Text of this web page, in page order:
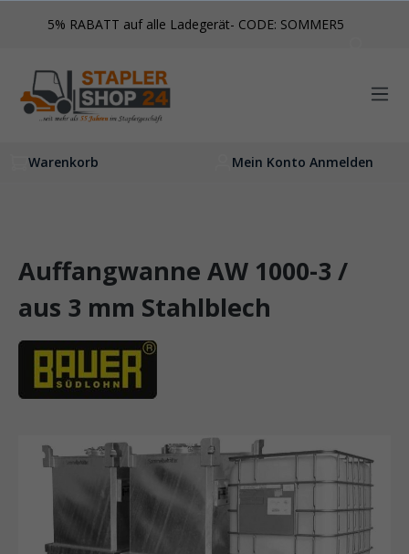
springen
5% RABATT auf alle Ladegerät- CODE: SOMMER5
Mein Konto Anmelden
Warenkorb
Auffangwanne AW 1000-3 /
aus 3 mm Stahlblech